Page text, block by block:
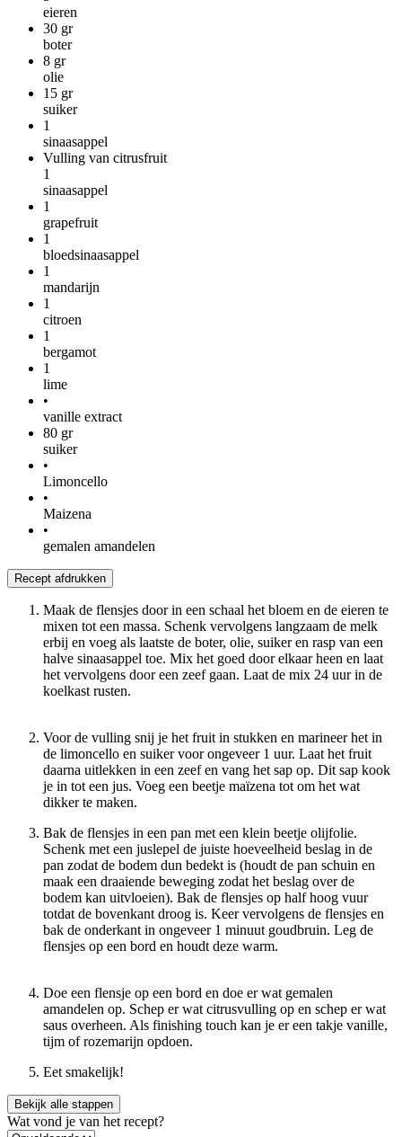
eieren
30 gr
boter
8 gr
olie
15 gr
suiker
1
sinaasappel
Vulling van citrusfruit
1
sinaasappel
1
grapefruit
1
bloedsinaasappel
1
mandarijn
1
citroen
1
bergamot
1
lime
•
vanille extract
80 gr
suiker
•
Limoncello
•
Maizena
•
gemalen amandelen
Recept afdrukken
Maak de flensjes door in een schaal het bloem en de eieren te
mixen tot een massa. Schenk vervolgens langzaam de melk
erbij en voeg als laatste de boter, olie, suiker en rasp van een
halve sinaasappel toe. Mix het goed door elkaar heen en laat
het vervolgens door een zeef gaan. Laat de mix 24 uur in de
koelkast rusten.
Voor de vulling snij je het fruit in stukken en marineer het in
de limoncello en suiker voor ongeveer 1 uur. Laat het fruit
daarna uitlekken in een zeef en vang het sap op. Dit sap kook
je in tot een jus. Voeg een beetje maïzena tot om het wat
dikker te maken.
Bak de flensjes in een pan met een klein beetje olijfolie.
Schenk met een juslepel de juiste hoeveelheid beslag in de
pan zodat de bodem dun bedekt is (houdt de pan schuin en
maak een draaiende beweging zodat het beslag over de
bodem kan uitvloeien). Bak de flensjes op half hoog vuur
totdat de bovenkant droog is. Keer vervolgens de flensjes en
bak de onderkant in ongeveer 1 minuut goudbruin. Leg de
flensjes op een bord en houdt deze warm.
Doe een flensje op een bord en doe er wat gemalen
amandelen op. Schep er wat citrusvulling op en schep er wat
saus overheen. Als finishing touch kan je er een takje vanille,
tijm of rozemarijn opdoen.
Eet smakelijk!
Bekijk alle stappen
Wat vond je van het recept?